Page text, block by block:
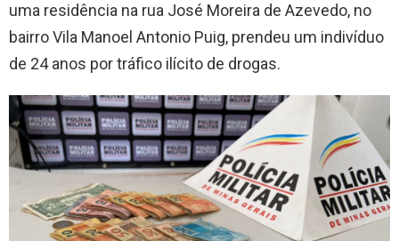
uma residência na rua José Moreira de Azevedo, no
bairro Vila Manoel Antonio Puig, prendeu um indivíduo
de 24 anos por tráfico ilícito de drogas.